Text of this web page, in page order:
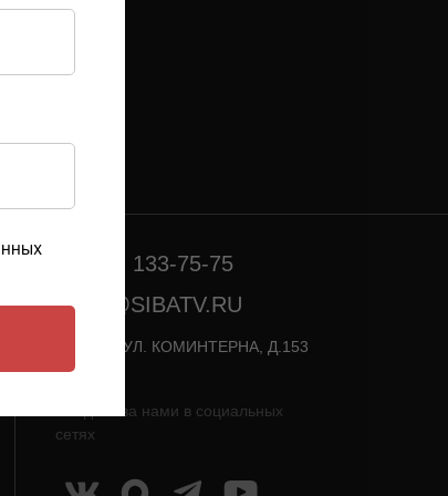
8 (950) 133-75-75
Г. ЗИМА, УЛ. КОМИНТЕРНА, Д.153
Следите за нами в социальных
сетях
INFO@SIBATV.RU